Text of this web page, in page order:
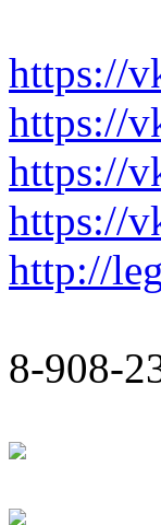
https://
https://
https://
https://
http://
8-908-